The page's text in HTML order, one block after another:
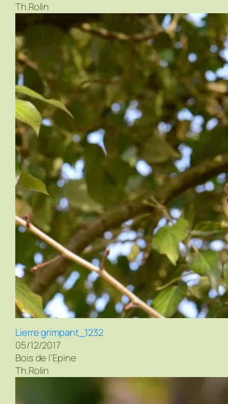
Th.Rolin
Lierre grimpant_1232
05/12/2017
Bois de l’Epine
Th.Rolin